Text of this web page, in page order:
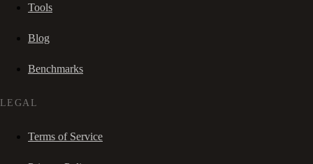
Tools
Blog
Benchmarks
LEGAL
Terms of Service